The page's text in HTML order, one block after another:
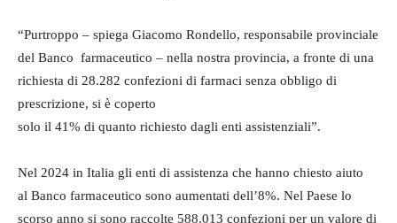
“Purtroppo – spiega Giacomo Rondello, responsabile provinciale
del Banco farmaceutico – nella nostra provincia, a fronte di una
richiesta di 28.282 confezioni di farmaci senza obbligo di
prescrizione, si è coperto
solo il 41% di quanto richiesto dagli enti assistenziali”.
Nel 2024 in Italia gli enti di assistenza che hanno chiesto aiuto
al Banco farmaceutico sono aumentati dell’8%. Nel Paese lo
scorso anno si sono raccolte 588.013 confezioni per un valore di